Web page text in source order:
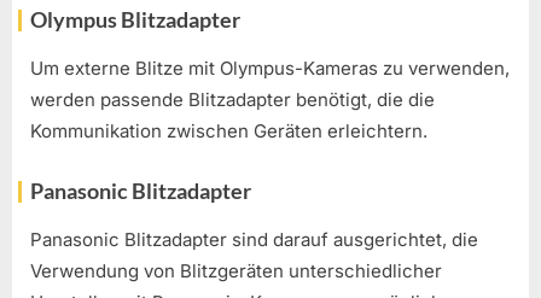
Olympus Blitzadapter
Um externe Blitze mit Olympus-Kameras zu verwenden,
werden passende Blitzadapter benötigt, die die
Kommunikation zwischen Geräten erleichtern.
Panasonic Blitzadapter
Panasonic Blitzadapter sind darauf ausgerichtet, die
Verwendung von Blitzgeräten unterschiedlicher